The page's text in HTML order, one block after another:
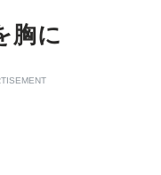
胸に